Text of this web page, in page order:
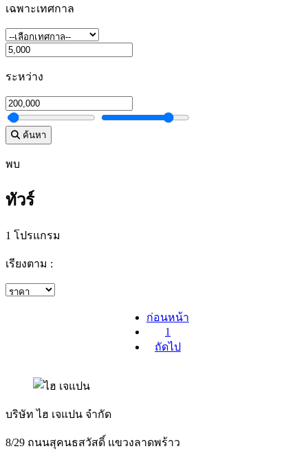
เฉพาะเทศกาล
ระหว่าง
ค้นหา
พบ
ทัวร์
1 โปรแกรม
เรียงตาม :
ก่อนหน้า
1
ถัดไป
บริษัท ไฮ เจแปน จำกัด
8/29 ถนนสุคนธสวัสดิ์ แขวงลาดพร้าว